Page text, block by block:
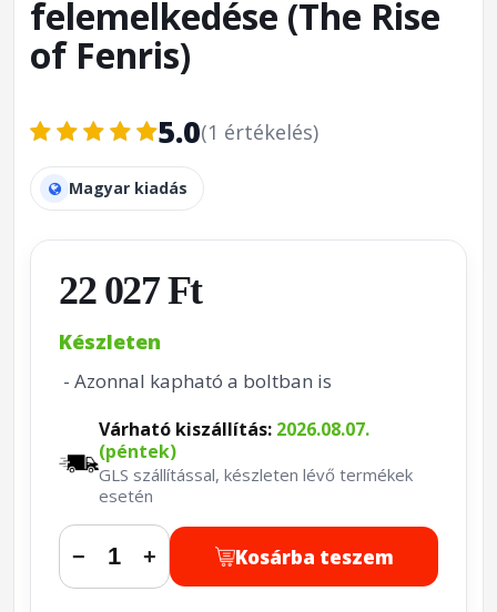
felemelkedése (The Rise
of Fenris)
5.0(1 értékelés)
Magyar kiadás
22 027 Ft
Készleten
- Azonnal kapható a boltban is
Várható kiszállítás: 2026.08.07.
(péntek)
GLS szállítással, készleten lévő termékek
esetén
− + Kosárba teszem